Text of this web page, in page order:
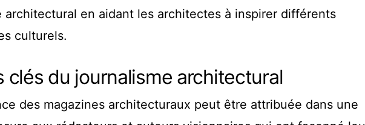
architectural en aidant les architectes à inspirer différents
culturels.
clés du journalisme architectural
des magazines architecturaux peut être attribuée dans une